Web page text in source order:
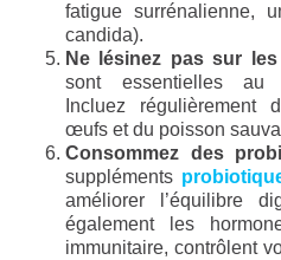
fatigue surrénalienne,
candida).
Ne lésinez pas sur
sont essentielles au
Incluez régulièrement
œufs et du poisson
Consommez des
suppléments
améliorer l’équilibre
également les
immunitaire, contrôlent